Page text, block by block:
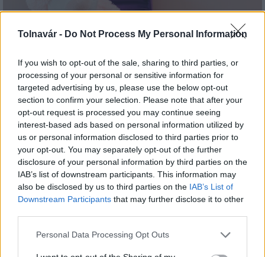
Tolnavár - Do Not Process My Personal Information
If you wish to opt-out of the sale, sharing to third parties, or
processing of your personal or sensitive information for
targeted advertising by us, please use the below opt-out
section to confirm your selection. Please note that after your
opt-out request is processed you may continue seeing
interest-based ads based on personal information utilized by
us or personal information disclosed to third parties prior to
your opt-out. You may separately opt-out of the further
disclosure of your personal information by third parties on the
IAB’s list of downstream participants. This information may
also be disclosed by us to third parties on the IAB’s List of
Downstream Participants that may further disclose it to other
Please note that this website/app uses one or more Google
Personal Data Processing Opt Outs
Idén is PajTáska, egy táskányi segítség a paksi
iskolakezdéshez
MAGYAR ÉPÍTŐK